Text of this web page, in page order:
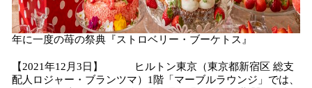
年に一度の苺の祭典『ストロベリー・ブーケトス』
【2021年12月3日】 ヒルトン東京（東京都新宿区 総支
配人ロジャー・ブランツマ）1階「マーブルラウンジ」では、